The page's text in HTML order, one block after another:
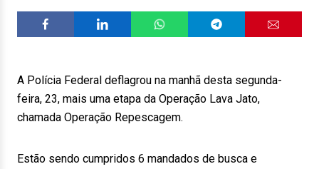
A Polícia Federal deflagrou na manhã desta segunda-
feira, 23, mais uma etapa da Operação Lava Jato,
chamada Operação Repescagem.
Estão sendo cumpridos 6 mandados de busca e